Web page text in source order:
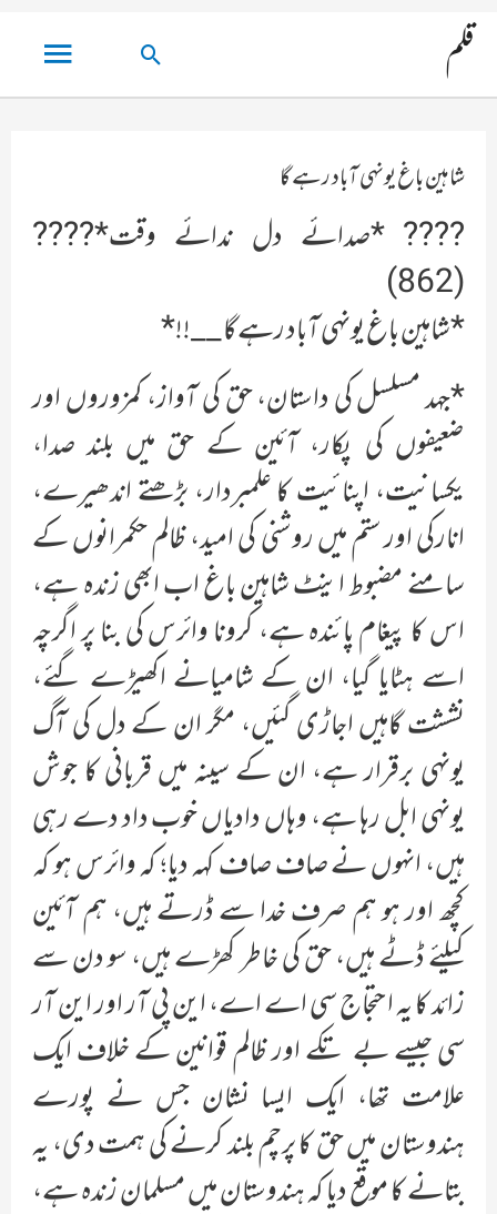
قلم
مین
مینو
تلاش
کریں۔
شاہین باغ یونہی آباد رہے گا
???? *صدائے دل ندائے وقت*????
(862)
*شاہین باغ یونہی آباد رہے گا __!!*
*جہد مسلسل کی داستان، حق کی آواز، کمزوروں اور
ضعیفوں کی پکار، آئین کے حق میں بلند صدا،
یکسانیت، اپنائیت کا علمبردار، بڑھتے اندھیرے،
انارکی اور ستم میں روشنی کی امید، ظالم حکمرانوں کے
سامنے مضبوط اینٹ شاہین باغ اب ابھی زندہ ہے،
اس کا پیغام پائندہ ہے، کرونا وائرس کی بنا پر اگرچہ
اسے ہٹایا گیا، ان کے شامیانے اکھیڑے گئے،
نششت گاہیں اجاڑی گئیں، مگر ان کے دل کی آگ
یونہی برقرار ہے، ان کے سینہ میں قربانی کا جوش
یونہی ابل رہا ہے، وہاں دادیاں خوب داد دے رہی
ہیں، انہوں نے صاف صاف کہہ دیا؛ کہ وائرس ہو کہ
کچھ اور ہو ہم صرف خدا سے ڈرتے ہیں، ہم آئین
کیلئے ڈٹے ہیں، حق کی خاطر کھڑے ہیں، سو دن سے
زائد کا یہ احتجاج سی اے اے، این پی آر اور این آر
سی جیسے بے تکے اور ظالم قوانین کے خلاف ایک
علامت تھا، ایک ایسا نشان جس نے پورے
ہندوستان میں حق کا پرچم بلند کرنے کی ہمت دی، یہ
بتانے کا موقع دیا کہ ہندوستان میں مسلمان زندہ ہے،